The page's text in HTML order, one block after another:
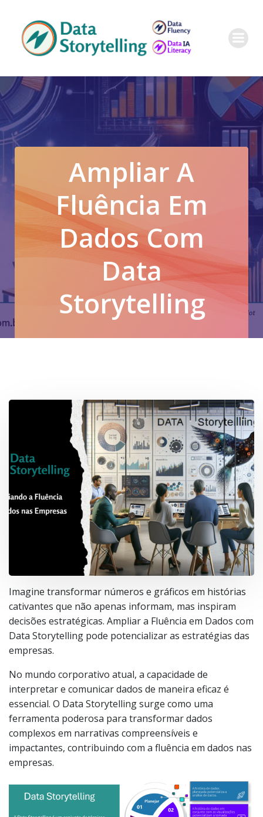
conteúdo
Ampliar A
Fluência Em
Dados Com
Data
Storytelling
Imagine transformar números e gráficos em histórias
cativantes que não apenas informam, mas inspiram
decisões estratégicas. Ampliar a Fluência em Dados com
Data Storytelling pode potencializar as estratégias das
empresas.
No mundo corporativo atual, a capacidade de
interpretar e comunicar dados de maneira eficaz é
essencial. O Data Storytelling surge como uma
ferramenta poderosa para transformar dados
complexos em narrativas compreensíveis e
impactantes, contribuindo com a fluência em dados nas
empresas.